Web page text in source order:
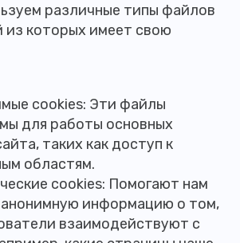
различные типы файлов
из которых имеет свою
cookies: Эти файлы
для работы основных
таких как доступ к
областям.
cookies: Помогают нам
информацию о том,
взаимодействуют с